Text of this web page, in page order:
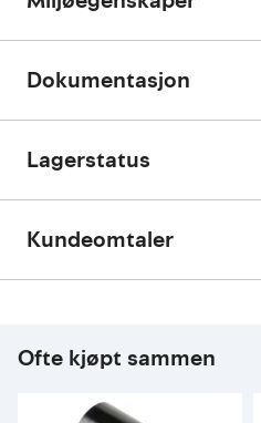
Dokumentasjon
Lagerstatus
Kundeomtaler
Ofte kjøpt sammen